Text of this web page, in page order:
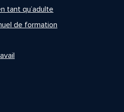
tant qu’adulte
de formation